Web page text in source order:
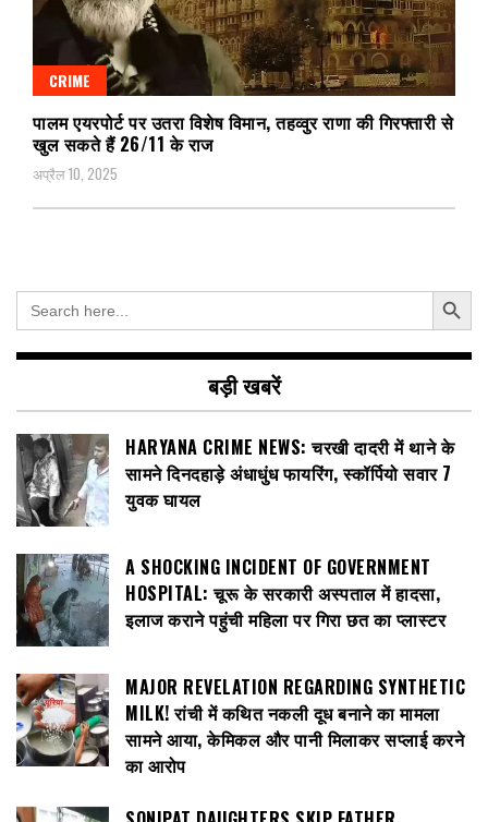
CRIME
पालम एयरपोर्ट पर उतरा विशेष विमान, तहव्वुर राणा की गिरफ्तारी से
खुल सकते हैं 26/11 के राज
अप्रैल 10, 2025
Search
for:
Search Button
बड़ी खबरें
HARYANA CRIME NEWS: चरखी दादरी में थाने के
सामने दिनदहाड़े अंधाधुंध फायरिंग, स्कॉर्पियो सवार 7
युवक घायल
A SHOCKING INCIDENT OF GOVERNMENT
HOSPITAL: चूरू के सरकारी अस्पताल में हादसा,
इलाज कराने पहुंची महिला पर गिरा छत का प्लास्टर
MAJOR REVELATION REGARDING SYNTHETIC
MILK! रांची में कथित नकली दूध बनाने का मामला
सामने आया, केमिकल और पानी मिलाकर सप्लाई करने
का आरोप